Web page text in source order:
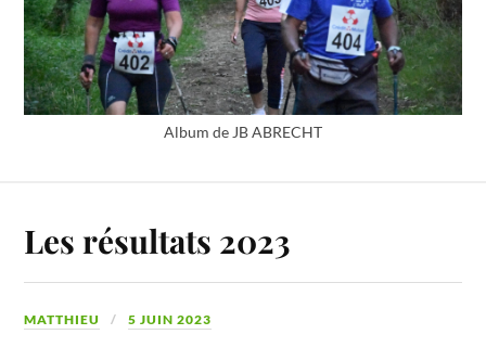
Album de JB ABRECHT
Les résultats 2023
MATTHIEU 5 JUIN 2023